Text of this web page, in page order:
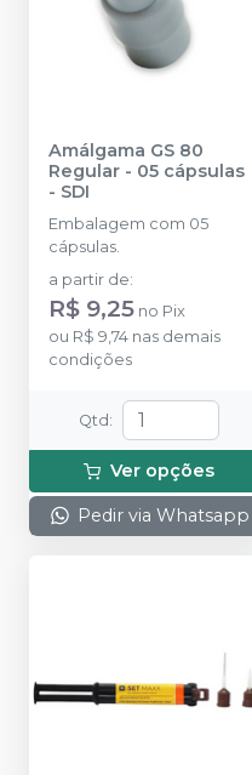
Amálgama GS 80
Regular - 05 cápsulas
- SDI
Embalagem com 05
cápsulas.
a partir de:
R$ 9,25 no Pix
ou R$ 9,74 nas demais
condições
Qtd :
Ver opções
Pedir via Whatsapp